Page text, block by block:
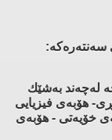
سەنتەرەكە:
لەچەند بەشێك
هۆبەی فیزیایی
خۆیەتی - هۆبەی